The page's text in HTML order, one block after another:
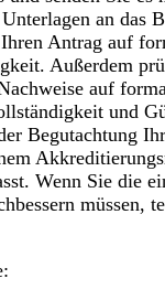
an das
Antrag auf
Außerdem
auf
und
Begutachtung
Wenn Sie die
müssen,